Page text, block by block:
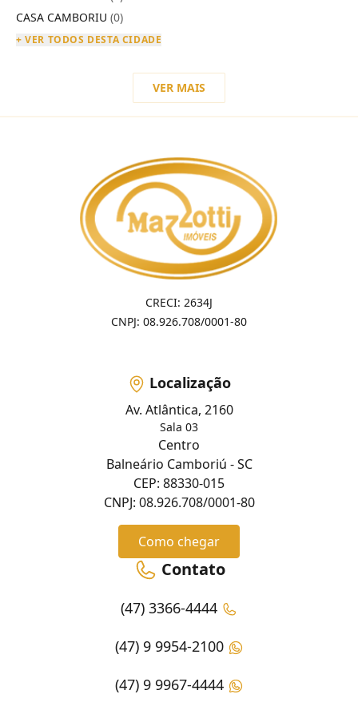
CASA CAMBORIU (0)
+ VER TODOS DESTA CIDADE
VER MAIS
CRECI: 2634J
CNPJ: 08.926.708/0001-80
Localização
Av. Atlântica, 2160
Sala 03
Centro
Balneário Camboriú - SC
CEP: 88330-015
CNPJ: 08.926.708/0001-80
Como chegar
Contato
(47) 3366-4444
(47) 9 9954-2100
(47) 9 9967-4444